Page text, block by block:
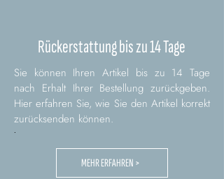
Rückerstattung bis zu 14 Tage
Sie können Ihren Artikel bis zu 14 Tage
nach Erhalt Ihrer Bestellung zurückgeben.
Hier erfahren Sie, wie Sie den Artikel korrekt
zurücksenden können.
MEHR ERFAHREN >